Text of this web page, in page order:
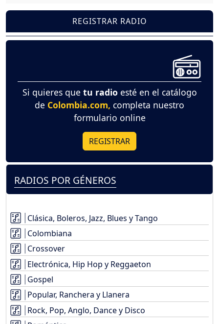
REGISTRAR RADIO
Si quieres que tu radio esté en el catálogo
de Colombia.com, completa nuestro
formulario online
REGISTRAR
RADIOS POR GÉNEROS
Clásica, Boleros, Jazz, Blues y Tango
Colombiana
Crossover
Electrónica, Hip Hop y Reggaeton
Gospel
Popular, Ranchera y Llanera
Rock, Pop, Anglo, Dance y Disco